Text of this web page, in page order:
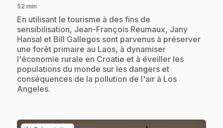
52 min
.En utilisant le tourisme à des fins de
sensibilisation, Jean-François Reumaux, Jany
Hansal et Bill Gallegos sont parvenus à préserver
une forêt primaire au Laos, à dynamiser
l'économie rurale en Croatie et à éveiller les
populations du monde sur les dangers et
conséquences de la pollution de l'air à Los
Angeles.